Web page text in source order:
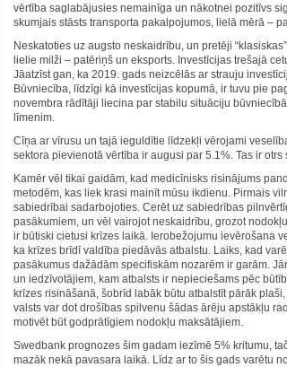
vērtība saglabājusies nemainīga un nākotnei pozitīvs
skumjais stāsts transporta pakalpojumos, lielā mērā –
Neskatoties uz augsto neskaidrību, un pretēji
lielie milži – patēriņš un eksports. Investīcijas trešajā
Jāatzīst gan, ka 2019. gads neizcēlās ar strauju
Būvniecība, līdzīgi kā investīcijas kopumā, ir tuvu pie
novembra rādītāji liecina par stabilu situāciju
līmenim.
Cīņa ar vīrusu un tajā ieguldītie līdzekļi vērojami
sektora pievienotā vērtība ir augusi par 5.1%. Tas ir
Kamēr vēl tikai gaidām, kad medicīnisks risinājums
metodēm, kas liek krasi mainīt mūsu ikdienu. Pirmais
sabiedrībai sadarbojoties. Cerēt uz sabiedrības
pasākumiem, un vēl vairojot neskaidrību, grozot
ir būtiski cietusi krīzes laikā. Ierobežojumu ievērošana
ka krīzes brīdī valdība piedāvās atbalstu. Laiks, kad
pasākumus dažādām specifiskām nozarēm ir garām.
un iedzīvotājiem, kam atbalsts ir nepieciešams pēc
krīzes risināšanā, šobrīd labāk būtu atbalstīt pārāk
valsts var dot drošības spilvenu šādas ārēju apstākļu
motivēt būt godprātīgiem nodokļu maksātājiem.
Swedbank prognozes šim gadam iezīmē 5% kritumu,
mazāk nekā pavasara laikā. Līdz ar to šis gads varētu